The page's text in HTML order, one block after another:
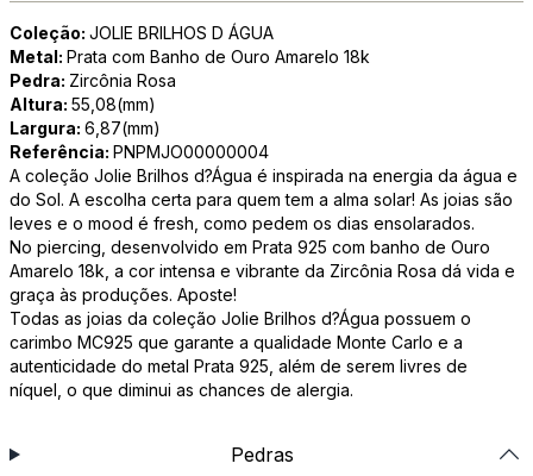
Coleção: JOLIE BRILHOS D ÁGUA
Metal: Prata com Banho de Ouro Amarelo 18k
Pedra: Zircônia Rosa
Altura: 55,08(mm)
Largura: 6,87(mm)
Referência: PNPMJO00000004
A coleção Jolie Brilhos d?Água é inspirada na energia da água e
do Sol. A escolha certa para quem tem a alma solar! As joias são
leves e o mood é fresh, como pedem os dias ensolarados.
No piercing, desenvolvido em Prata 925 com banho de Ouro
Amarelo 18k, a cor intensa e vibrante da Zircônia Rosa dá vida e
graça às produções. Aposte!
Todas as joias da coleção Jolie Brilhos d?Água possuem o
carimbo MC925 que garante a qualidade Monte Carlo e a
autenticidade do metal Prata 925, além de serem livres de
níquel, o que diminui as chances de alergia.
Pedras